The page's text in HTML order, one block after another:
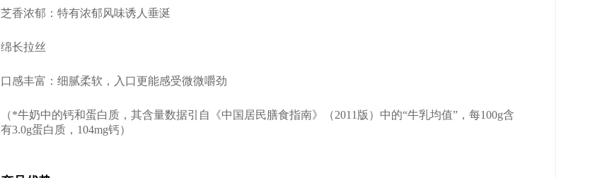
芝香浓郁：特有浓郁风味诱人垂涎
绵长拉丝
口感丰富：细腻柔软，入口更能感受微微嚼劲
（*牛奶中的钙和蛋白质，其含量数据引自《中国居民膳食指南》（2011版）中的“牛乳均值”，每100g含
有3.0g蛋白质，104mg钙）